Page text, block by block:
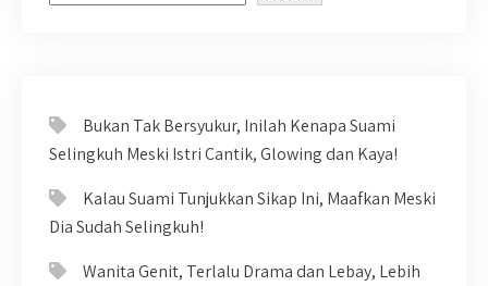
Bukan Tak Bersyukur, Inilah Kenapa Suami
Selingkuh Meski Istri Cantik, Glowing dan Kaya!
Kalau Suami Tunjukkan Sikap Ini, Maafkan Meski
Dia Sudah Selingkuh!
Wanita Genit, Terlalu Drama dan Lebay, Lebih